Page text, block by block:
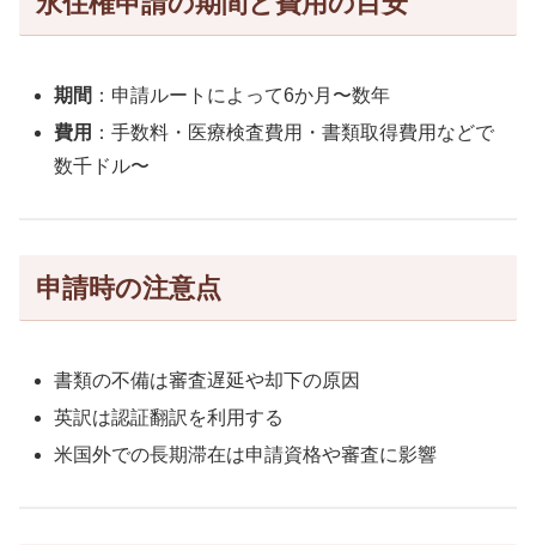
期間 ：申請ルートによって6か月〜数年
費用 ：手数料・医療検査費用・書類取得費用などで
数千ドル〜
申請時の注意点
書類の不備は審査遅延や却下の原因
英訳は認証翻訳を利用する
米国外での長期滞在は申請資格や審査に影響